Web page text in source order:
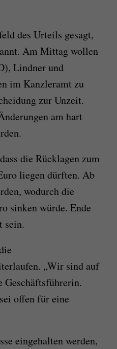
des Urteils gesagt,
Am Mittag wollen
Lindner und
im Kanzleramt zu
zur Unzeit.
am hart
die Rücklagen zum
liegen dürften. Ab
wodurch die
sinken würde. Ende
sein.
„Wir sind auf
Geschäftsführerin.
offen für eine
eingehalten werden,